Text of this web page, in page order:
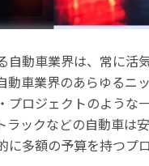
自動車業界は、常に
動車業界のあらゆるニ
プロジェクトのような
ラックなどの自動車は
に多額の予算を持つプ